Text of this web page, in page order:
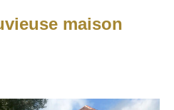
maison